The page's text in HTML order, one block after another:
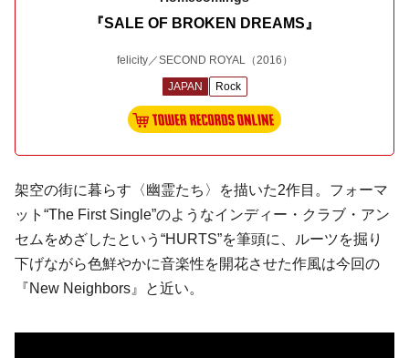
『SALE OF BROKEN DREAMS』
felicity／SECOND ROYAL（2016）
JAPAN Rock
架空の街に暮らす〈幽霊たち〉を描いた2作目。フォーマ
ット“The First Single”のようなインディー・クラブ・アン
セムをめざしたという“HURTS”を筆頭に、ルーツを掘り
下げながら色鮮やかに音楽性を開花させた作風は今回の
『New Neighbors』と近い。